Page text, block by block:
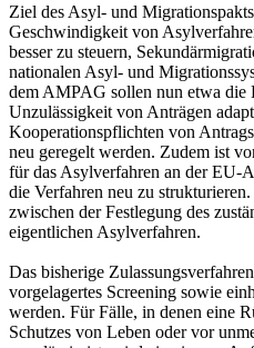
Ziel des Asyl- und
Geschwindigkeit von
besser zu steuern,
nationalen Asyl- und
dem AMPAG sollen nun etwa die
Unzulässigkeit von Anträgen
Kooperationspflichten von
neu geregelt werden. Zudem ist
für das Asylverfahren an der EU-
die Verfahren neu zu
zwischen der Festlegung des
eigentlichen Asylverfahren.
Das bisherige
vorgelagertes Screening sowie
werden. Für Fälle, in denen eine
Schutzes von Leben oder vor